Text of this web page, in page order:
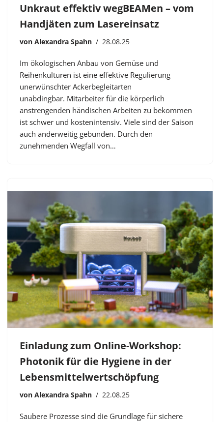
Unkraut effektiv wegBEAMen – vom
Handjäten zum Lasereinsatz
von Alexandra Spahn 28.08.25
Im ökologischen Anbau von Gemüse und
Reihenkulturen ist eine effektive Regulierung
unerwünschter Ackerbegleitarten
unabdingbar. Mitarbeiter für die körperlich
anstrengenden händischen Arbeiten zu bekommen
ist schwer und kostenintensiv. Viele sind der Saison
auch anderweitig gebunden. Durch den
zunehmenden Wegfall von…
Einladung zum Online-Workshop:
Photonik für die Hygiene in der
Lebensmittelwertschöpfung
von Alexandra Spahn 22.08.25
Saubere Prozesse sind die Grundlage für sichere